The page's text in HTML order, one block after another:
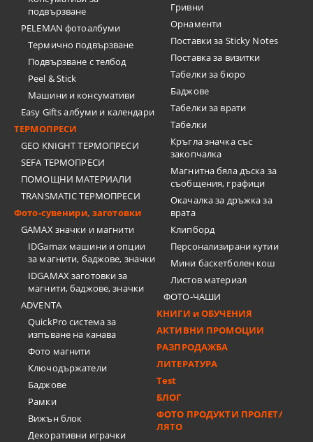
подвързване
PELEMAN фотоалбуми
Термично подвързване
Подвързване с телбод
Peel & Stick
Машини и консумативи
Easy Gifts албуми и календари
ТЕРМОПРЕСИ
GEO KNIGHT ТЕРМОПРЕСИ
SEFA ТЕРМОПРЕСИ
ПОМОЩНИ МАТЕРИАЛИ
TRANSMATIC ТЕРМОПРЕСИ
Фото-сувенири, заготовки
GAMAX значки и магнити
IDGamax машини и опции
за магнити, баджове, значки
IDGAMAX заготовки за
магнити, баджове, значки
ADVENTA
QuickPro система за
изпъване на канава
Фото магнити
Ключодържатели
Баджове
Рамки
Вижън блок
Декоративни играчки
Гривни
Орнаменти
Поставки за Sticky Notes
Поставка за визитки
Tабелки за бюро
Баджове
Табелки за врати
Табелки
Кръгла значка със
закопчалка
Магнитна бяла дъска за
съобщения, графици
Окачалка за дръжка за
врата
Клипборд
Персонализирани кутии
Мини баскетболен кош
Листов материал
ФОТО-ЧАШИ
КНИГИ и ОБУЧЕНИЯ
АКТИВНИ ПРОМОЦИИ
РАЗПРОДАЖБА
ЛИТЕРАТУРА
Test
БЛОГ
ФОТО ПРОДУКТИ ПРОЛЕТ/
ЛЯТО